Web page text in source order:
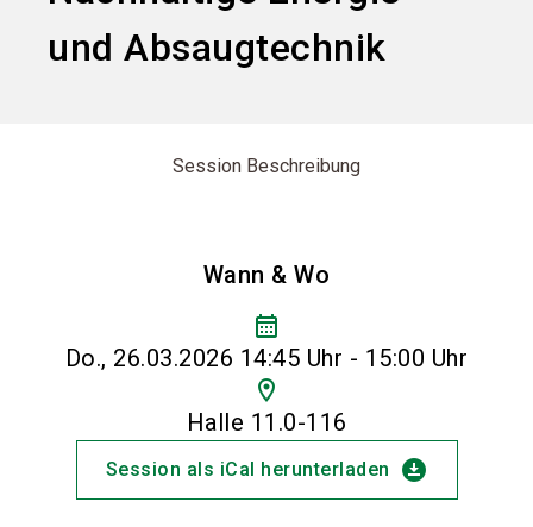
und Absaugtechnik
Session Beschreibung
Wann & Wo
calendar_month
Do., 26.03.2026 14:45 Uhr - 15:00 Uhr
location_on
Halle 11.0-116
Session als iCal herunterladen download_for_offline